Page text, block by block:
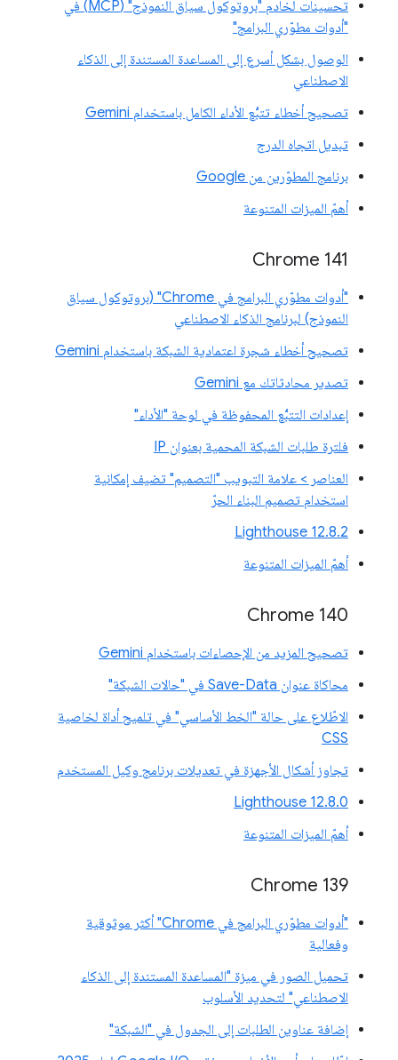
تحسينات لخادم "بروتوكول سياق النموذج" (MCP) في
"أدوات مطوّري البرامج"
الوصول بشكل أسرع إلى المساعدة المستندة إلى الذكاء
الاصطناعي
تصحيح أخطاء تتبُّع الأداء الكامل باستخدام Gemini
تبديل اتجاه الدرج
برنامج المطوّرين من Google
أهمّ الميزات المتنوعة
‫Chrome 141
"أدوات مطوّري البرامج في Chrome" (بروتوكول سياق
النموذج) لبرنامج الذكاء الاصطناعي
تصحيح أخطاء شجرة اعتمادية الشبكة باستخدام Gemini
تصدير محادثاتك مع Gemini
إعدادات التتبُّع المحفوظة في لوحة "الأداء"
فلترة طلبات الشبكة المحمية بعنوان IP
العناصر > علامة التبويب "التصميم" تضيف إمكانية
استخدام تصميم البناء الحرّ
‫Lighthouse 12.8.2
أهمّ الميزات المتنوعة
Chrome 140
تصحيح المزيد من الإحصاءات باستخدام Gemini
محاكاة عنوان Save-Data في "حالات الشبكة"
الاطّلاع على حالة "الخط الأساسي" في تلميح أداة لخاصية
CSS
تجاوز أشكال الأجهزة في تعديلات برنامج وكيل المستخدم
‫Lighthouse 12.8.0
أهمّ الميزات المتنوعة
‫Chrome 139
"أدوات مطوّري البرامج في Chrome" أكثر موثوقية
وفعالية
تحميل الصور في ميزة "المساعدة المستندة إلى الذكاء
الاصطناعي" لتحديد الأسلوب
إضافة عناوين الطلبات إلى الجدول في "الشبكة"